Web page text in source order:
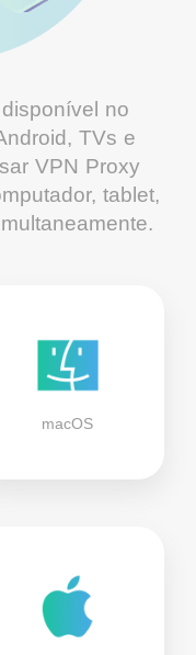
no
TVs e
VPN Proxy
tablet,
macOS